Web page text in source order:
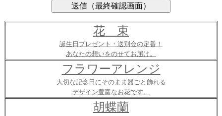
花 束
誕生日プレゼント・送別会の定番！
あなたの想いをのせてお届け。
フラワーアレンジ
大切な記念日にそのまま器ごと飾れる
デザイン豊富なお花です。
胡蝶蘭